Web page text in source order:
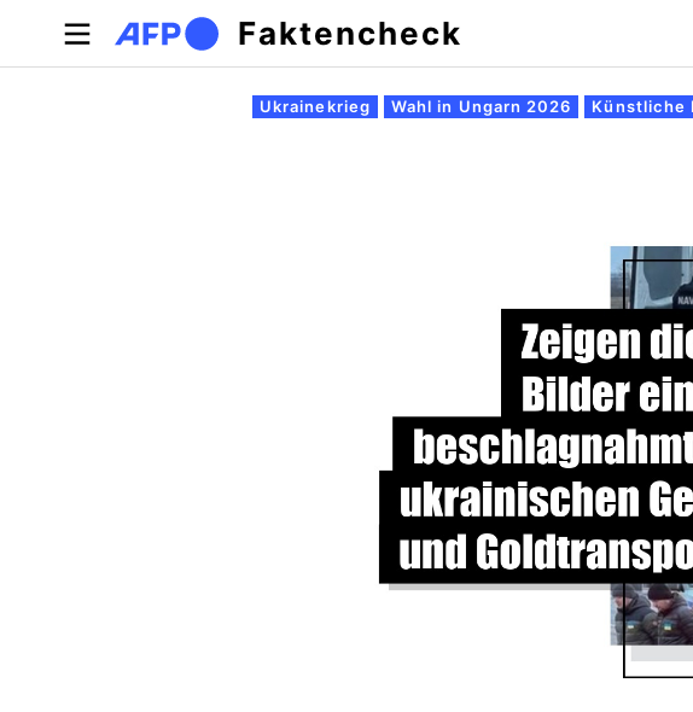
Faktencheck
Primäre Reiter
Ukrainekrieg Wahl in Ungarn 2026 Künstliche